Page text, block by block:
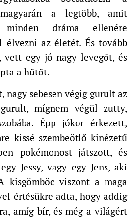
magyarán a legtöbb, amit
dráma ellenére
élvezni az életét. És tovább
vett egy jó nagy levegőt, és
a hűtőt.
nagy sebesen végig gurult az
mígnem végül zutty,
Épp jókor érkezett,
kissé szembeötlő kinézetű
pokémonost játszott, és
Jessy, vagy egy Jens, aki
kisgömböc viszont a maga
értésükre adta, hogy addig
amíg bír, és még a világért